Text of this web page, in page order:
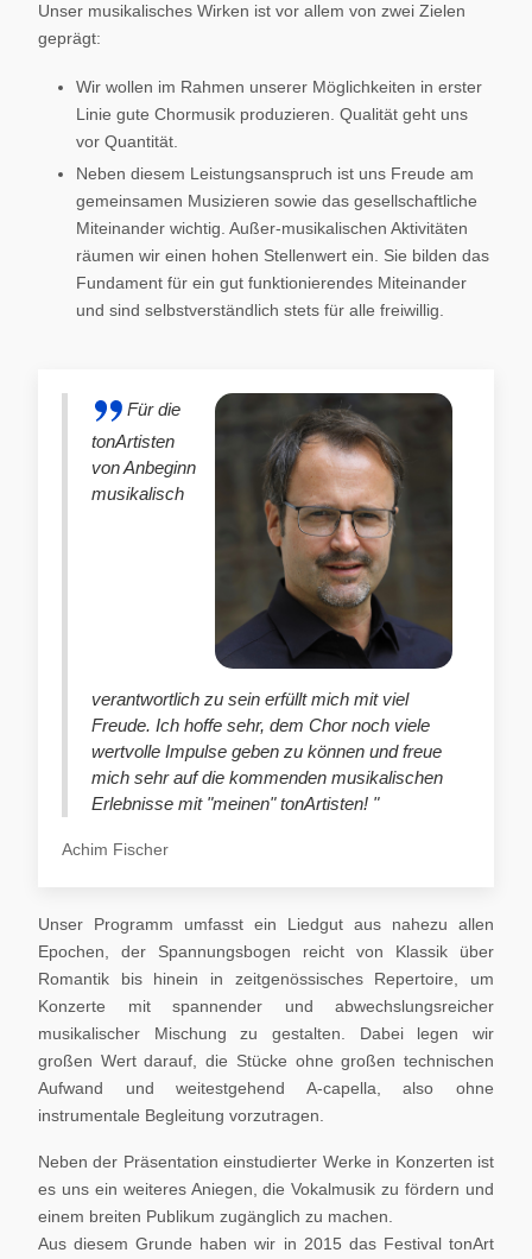
Unser musikalisches Wirken ist vor allem von zwei Zielen
geprägt:
Wir wollen im Rahmen unserer Möglichkeiten in erster
Linie gute Chormusik produzieren. Qualität geht uns
vor Quantität.
Neben diesem Leistungsanspruch ist uns Freude am
gemeinsamen Musizieren sowie das gesellschaftliche
Miteinander wichtig. Außer-musikalischen Aktivitäten
räumen wir einen hohen Stellenwert ein. Sie bilden das
Fundament für ein gut funktionierendes Miteinander
und sind selbstverständlich stets für alle freiwillig.
Für die
tonArtisten
von Anbeginn
musikalisch
verantwortlich zu sein erfüllt mich mit viel
Freude. Ich hoffe sehr, dem Chor noch viele
wertvolle Impulse geben zu können und freue
mich sehr auf die kommenden musikalischen
Erlebnisse mit "meinen" tonArtisten! "
Achim Fischer
Unser Programm umfasst ein Liedgut aus nahezu allen
Epochen, der Spannungsbogen reicht von Klassik über
Romantik bis hinein in zeitgenössisches Repertoire, um
Konzerte mit spannender und abwechslungsreicher
musikalischer Mischung zu gestalten. Dabei legen wir
großen Wert darauf, die Stücke ohne großen technischen
Aufwand und weitestgehend A-capella, also ohne
instrumentale Begleitung vorzutragen.
Neben der Präsentation einstudierter Werke in Konzerten ist
es uns ein weiteres Aniegen, die Vokalmusik zu fördern und
einem breiten Publikum zugänglich zu machen.
Aus diesem Grunde haben wir in 2015 das Festival tonArt